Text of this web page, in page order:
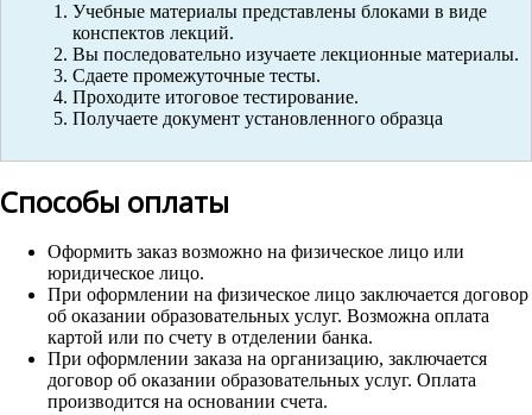
Учебные материалы представлены блоками в виде
конспектов лекций.
Вы последовательно изучаете лекционные материалы.
Сдаете промежуточные тесты.
Проходите итоговое тестирование.
Получаете документ установленного образца
Способы оплаты
Оформить заказ возможно на физическое лицо или
юридическое лицо.
При оформлении на физическое лицо заключается договор
об оказании образовательных услуг. Возможна оплата
картой или по счету в отделении банка.
При оформлении заказа на организацию, заключается
договор об оказании образовательных услуг. Оплата
производится на основании счета.